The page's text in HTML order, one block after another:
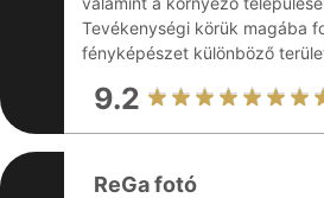
Tevékenységi körük magába
fényképészet különböző
9.2
ReGa fotó